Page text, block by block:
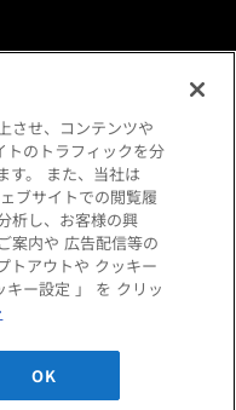
All rights reserved.
シー
ー
て
させ、コンテンツや
トのトラフィックを分
す。 また、当社は
ブサイトでの閲覧履
析し、お客様の興
案内や 広告配信等の
トアウトや クッキー
ー設定 」 を クリッ
OK